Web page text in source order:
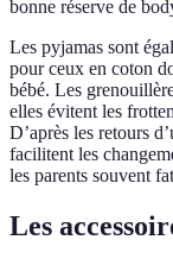
bonne réserve de
Les pyjamas sont
pour ceux en coton
bébé. Les
elles évitent les
D’après les retours
facilitent les
les parents souvent
Les